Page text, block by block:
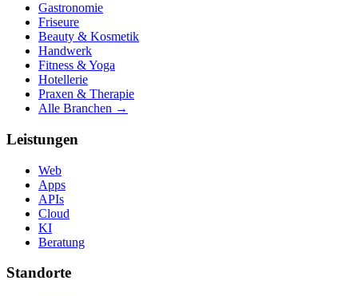
Gastronomie
Friseure
Beauty & Kosmetik
Handwerk
Fitness & Yoga
Hotellerie
Praxen & Therapie
Alle Branchen →
Leistungen
Web
Apps
APIs
Cloud
KI
Beratung
Standorte